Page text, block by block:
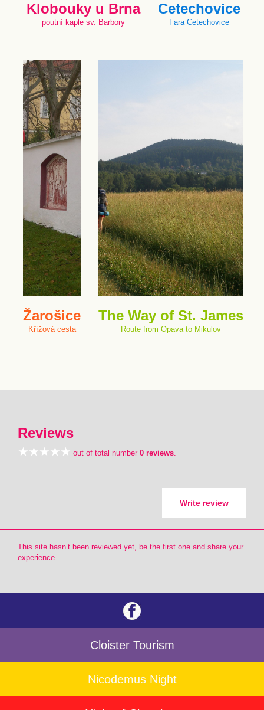
Klobouky u Brna
poutní kaple sv. Barbory
Cetechovice
Fara Cetechovice
Žarošice
Křížová cesta
The Way of St. James
Route from Opava to Mikulov
Reviews
out of total number 0 reviews.
Write review
This site hasn’t been reviewed yet, be the first one and share your
experience.
Cloister Tourism
Nicodemus Night